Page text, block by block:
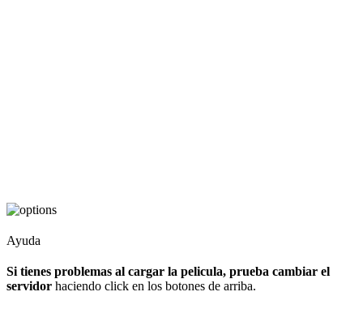
Ayuda
Si tienes problemas al cargar la pelicula, prueba cambiar el
servidor haciendo click en los botones de arriba.